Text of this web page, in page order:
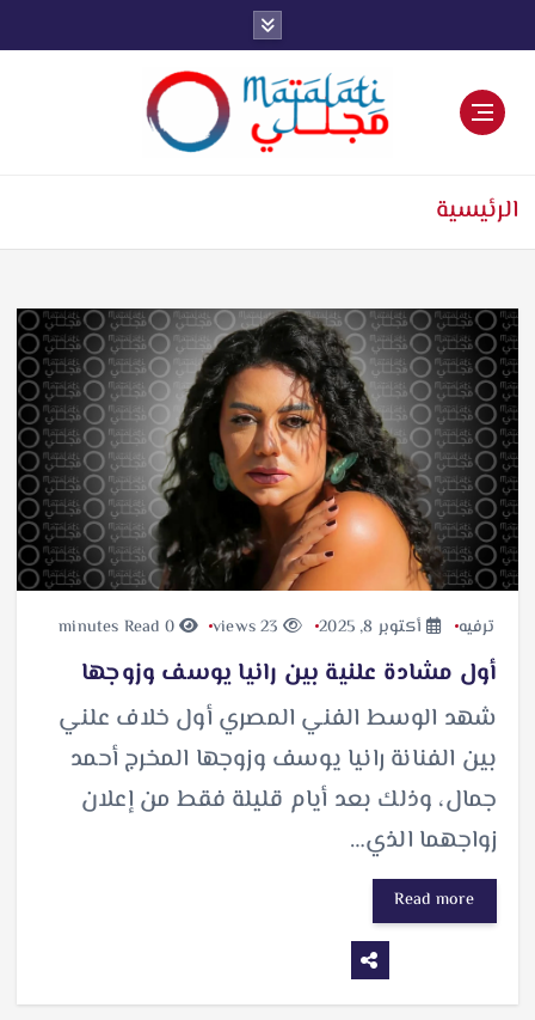
ل
ى
الرئيسية
ترفيه أكتوبر 8, 2025 0 minutes Read
أول مشادة علنية بين رانيا يوسف وزوجها
شهد الوسط الفني المصري أول خلاف علني
بين الفنانة رانيا يوسف وزوجها المخرج أحمد
جمال، وذلك بعد أيام قليلة فقط من إعلان
زواجهما الذي…
Read more